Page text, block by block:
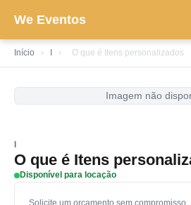
We Eventos
Início › › O que é Itens personalizados
Imagem não
O que é Itens
Disponível para locação
Solicite um orçamento sem compromisso